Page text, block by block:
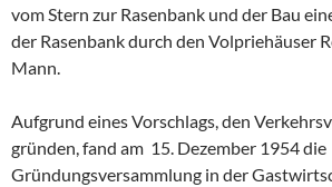
vom Stern zur Rasenbank und der Bau
der Rasenbank durch den Volpriehäuser
Mann.
Aufgrund eines Vorschlags, den
gründen, fand am 15. Dezember 1954 die
Gründungsversammlung in der